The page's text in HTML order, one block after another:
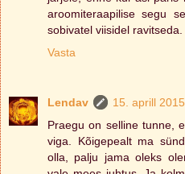
aroomiteraapilise segu
sobivatel viisidel ravitseda.
Vasta
Lendav
15. aprill
Praegu on selline tunne,
viga. Kõigepealt ma
olla, palju jama oleks